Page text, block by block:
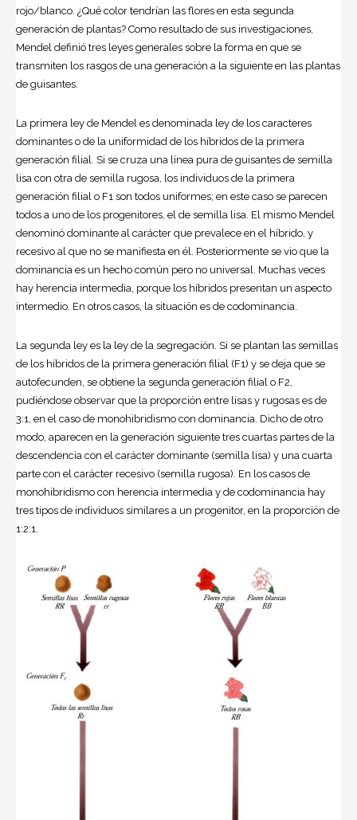
rojo/blanco. ¿Qué color tendrían las flores en esta segunda
generación de plantas? Como resultado de sus investigaciones,
Mendel definió tres leyes generales sobre la forma en que se
transmiten los rasgos de una generación a la siguiente en las plantas
de guisantes.
La primera ley de Mendel es denominada ley de los caracteres
dominantes o de la uniformidad de los híbridos de la primera
generación filial. Si se cruza una línea pura de guisantes de semilla
lisa con otra de semilla rugosa, los individuos de la primera
generación filial o F1 son todos uniformes; en este caso se parecen
todos a uno de los progenitores, el de semilla lisa. El mismo Mendel
denominó dominante al carácter que prevalece en el híbrido, y
recesivo al que no se manifiesta en él. Posteriormente se vio que la
dominancia es un hecho común pero no universal. Muchas veces
hay herencia intermedia, porque los híbridos presentan un aspecto
intermedio. En otros casos, la situación es de codominancia.
La segunda ley es la ley de la segregación. Si se plantan las semillas
de los híbridos de la primera generación filial (F1) y se deja que se
autofecunden, se obtiene la segunda generación filial o F2,
pudiéndose observar que la proporción entre lisas y rugosas es de
3:1, en el caso de monohibridismo con dominancia. Dicho de otro
modo, aparecen en la generación siguiente tres cuartas partes de la
descendencia con el carácter dominante (semilla lisa) y una cuarta
parte con el carácter recesivo (semilla rugosa). En los casos de
monohibridismo con herencia intermedia y de codominancia hay
tres tipos de individuos similares a un progenitor, en la proporción de
1:2:1.